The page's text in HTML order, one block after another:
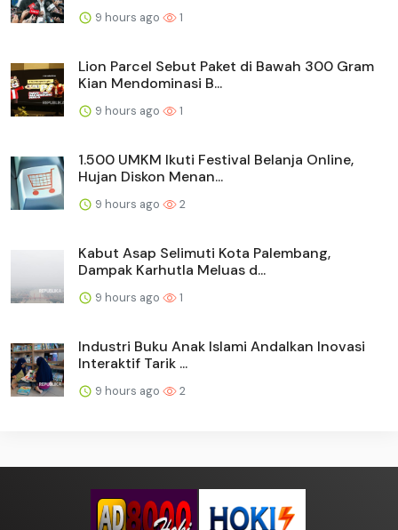
9 hours ago 1
Lion Parcel Sebut Paket di Bawah 300 Gram
Kian Mendominasi B...
9 hours ago 1
1.500 UMKM Ikuti Festival Belanja Online,
Hujan Diskon Menan...
9 hours ago 2
Kabut Asap Selimuti Kota Palembang,
Dampak Karhutla Meluas d...
9 hours ago 1
Industri Buku Anak Islami Andalkan Inovasi
Interaktif Tarik ...
9 hours ago 2